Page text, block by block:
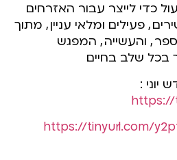
כדי לייצר עבור האזרחים
, פעילים ומלאי עניין, מתוך
, והעשייה, המפגש
בכל שלב בחיים.
יוני :
https://
https://tinyurl.com/